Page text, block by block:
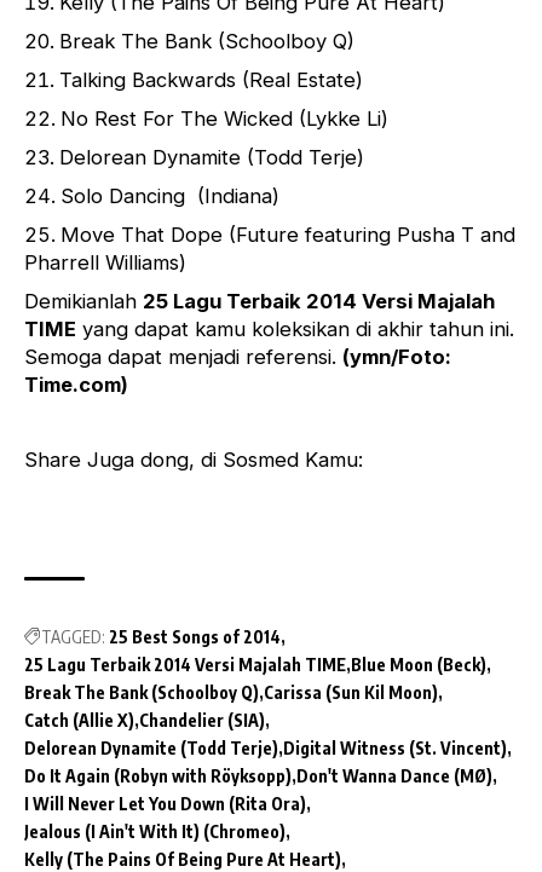
Break The Bank (Schoolboy Q)
Talking Backwards (Real Estate)
No Rest For The Wicked (Lykke Li)
Delorean Dynamite (Todd Terje)
Solo Dancing (Indiana)
Move That Dope (Future featuring Pusha T and
Pharrell Williams)
Demikianlah 25 Lagu Terbaik 2014 Versi Majalah
TIME yang dapat kamu koleksikan di akhir tahun ini.
Semoga dapat menjadi referensi. (ymn/Foto:
Time.com)
Share Juga dong, di Sosmed Kamu:
TAGGED: 25 Best Songs of 2014
25 Lagu Terbaik 2014 Versi Majalah TIME Blue Moon (Beck)
Break The Bank (Schoolboy Q) Carissa (Sun Kil Moon)
Catch (Allie X) Chandelier (SIA)
Delorean Dynamite (Todd Terje) Digital Witness (St. Vincent)
Do It Again (Robyn with Röyksopp) Don't Wanna Dance (MØ)
I Will Never Let You Down (Rita Ora)
Jealous (I Ain't With It) (Chromeo)
Kelly (The Pains Of Being Pure At Heart)